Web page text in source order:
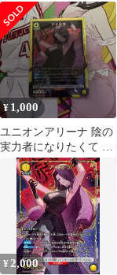
アウロラ SR1枚
¥ 1,000
ユニオンアリーナ 陰の
実力者になりたくて ア
ウロラ SR
¥ 2,000